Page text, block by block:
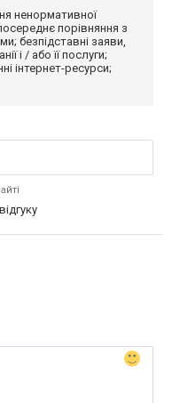
ненормативної
порівняння з
безпідставні заяви,
і / або її послуги;
інтернет-ресурси;